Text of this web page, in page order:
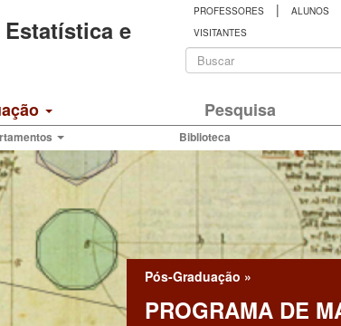
e
PROFESSORES | ALUNOS
VISITANTES
Formulário
busca
Pesquisa
Biblioteca
Pós-Graduação »
PROGRAMA DE